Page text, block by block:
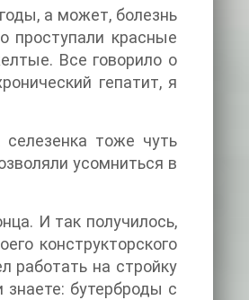
а может, болезнь
проступали красные
Все говорило о
гепатит, я
тоже чуть
усомниться в
И так получилось,
конструкторского
работать на стройку
бутерброды с